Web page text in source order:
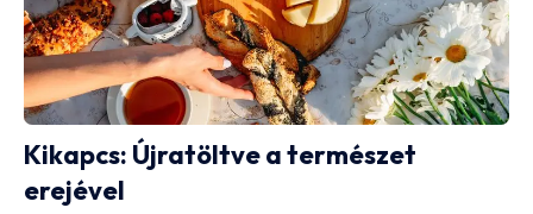
Kikapcs: Újratöltve a természet
erejével